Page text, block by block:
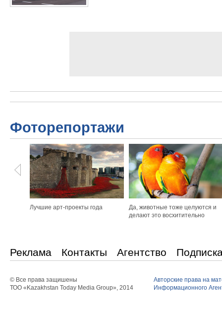
Фоторепортажи
Лучшие арт-проекты года
Да, животные тоже целуются и
делают это восхитительно
Реклама Контакты Агентство
© Все права защишены
ТОО «Kazakhstan Today Media Group», 2014
Авторские права на
Информационного